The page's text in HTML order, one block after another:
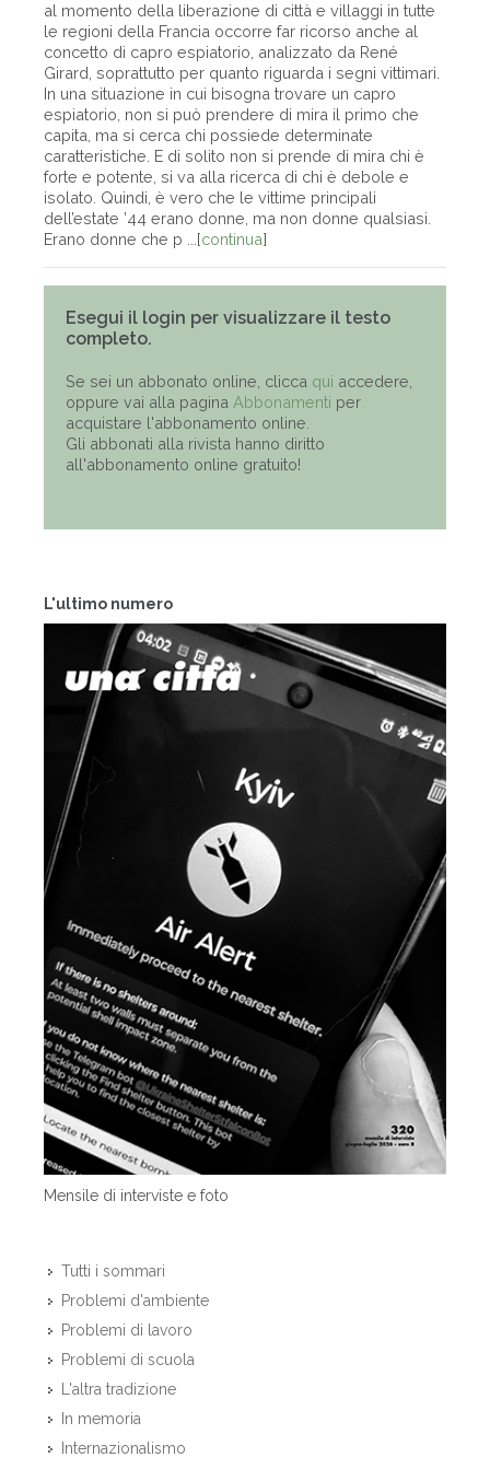
L'ultimo numero
Mensile di interviste e foto
Tutti i sommari
Problemi d'ambiente
Problemi di lavoro
Problemi di scuola
L'altra tradizione
In memoria
Internazionalismo
al momento della liberazione di città e villaggi in tutte
le regioni della Francia occorre far ricorso anche al
concetto di capro espiatorio, analizzato da René
Girard, soprattutto per quanto riguarda i segni vittimari.
In una situazione in cui bisogna trovare un capro
espiatorio, non si può prendere di mira il primo che
capita, ma si cerca chi possiede determinate
caratteristiche. E di solito non si prende di mira chi è
forte e potente, si va alla ricerca di chi è debole e
isolato. Quindi, è vero che le vittime principali
dell’estate ’44 erano donne, ma non donne qualsiasi.
Erano donne che p ...[continua]
Esegui il login per visualizzare il testo
completo.
Se sei un abbonato online, clicca qui accedere,
oppure vai alla pagina Abbonamenti per
acquistare l'abbonamento online.
Gli abbonati alla rivista hanno diritto
all'abbonamento online gratuito!